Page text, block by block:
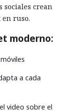
sociales crean
ruso.
moderno:
a cada
video sobre el